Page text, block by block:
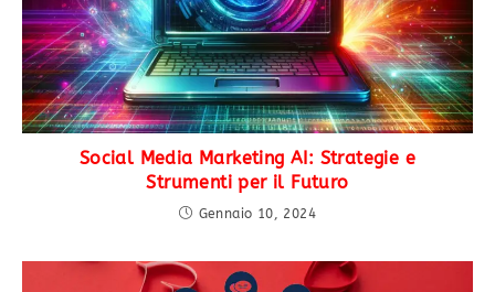
Social Media Marketing AI: Strategie e
Strumenti per il Futuro
Gennaio 10, 2024